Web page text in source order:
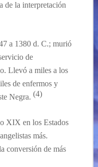
de la interpretación
a 1380 d. C.; murió
de
Llevó a miles a los
de enfermos y
Negra. (4)
XIX en los Estados
más.
conversión de más